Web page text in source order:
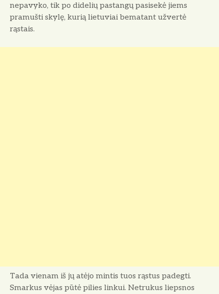
nepa­vyko, tik po didelių pastangų pasise­kė jiems
pramušti skylę, kurią lietu­viai bematant užvertė
rąstais.
Tada vienam iš jų atėjo mintis tuos rąstus padegti.
Smarkus vėjas pūtė pilies linkui. Netrukus liepsnos